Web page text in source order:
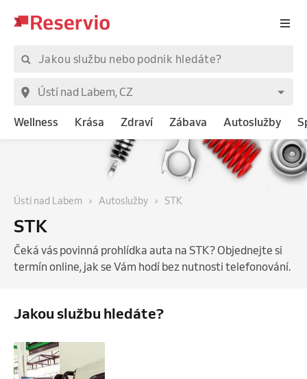
Wellness Krása Zdraví Zábava Autoslužby
Ústí nad Labem Autoslužby STK
STK
Čeká vás povinná prohlídka auta na STK? Objednejte si
termín online, jak se Vám hodí bez nutnosti telefonování.
Jakou službu hledáte?